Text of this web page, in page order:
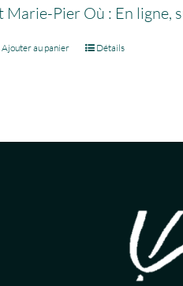
Marie-Pier Où : En ligne,
Ajouter au panier Détails